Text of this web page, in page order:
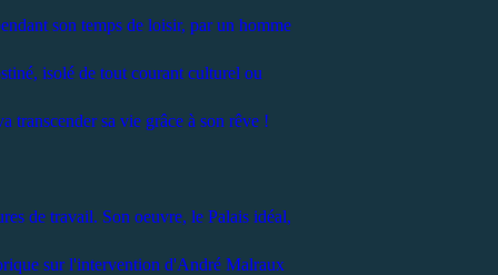
son temps de loisir, par un homme
isolé de tout courant culturel ou
transcender sa vie grâce à son rêve !
de travail. Son oeuvre, le Palais idéal,
sur l'intervention d'André Malraux